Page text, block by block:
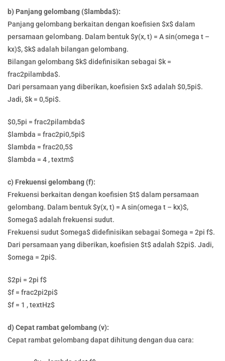
b) Panjang gelombang ($lambda$):
Panjang gelombang berkaitan dengan koefisien $x$ dalam
persamaan gelombang. Dalam bentuk $y(x, t) = A sin(omega t –
kx)$, $k$ adalah bilangan gelombang.
Bilangan gelombang $k$ didefinisikan sebagai $k =
frac2pilambda$.
Dari persamaan yang diberikan, koefisien $x$ adalah $0,5pi$.
Jadi, $k = 0,5pi$.
$0,5pi = frac2pilambda$
$lambda = frac2pi0,5pi$
$lambda = frac20,5$
$lambda = 4 , textm$
c) Frekuensi gelombang (f):
Frekuensi berkaitan dengan koefisien $t$ dalam persamaan
gelombang. Dalam bentuk $y(x, t) = A sin(omega t – kx)$,
$omega$ adalah frekuensi sudut.
Frekuensi sudut $omega$ didefinisikan sebagai $omega = 2pi f$.
Dari persamaan yang diberikan, koefisien $t$ adalah $2pi$. Jadi,
$omega = 2pi$.
$2pi = 2pi f$
$f = frac2pi2pi$
$f = 1 , textHz$
d) Cepat rambat gelombang (v):
Cepat rambat gelombang dapat dihitung dengan dua cara: